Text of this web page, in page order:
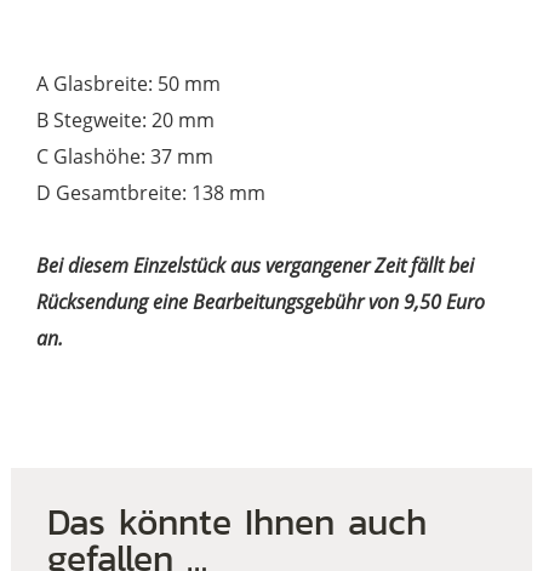
A Glasbreite: 50 mm
B Stegweite: 20 mm
C Glashöhe: 37 mm
D Gesamtbreite: 138 mm
Bei diesem Einzelstück aus vergangener Zeit fällt bei
Rücksendung eine Bearbeitungsgebühr von 9,50 Euro
an.
Das könnte Ihnen auch
gefallen …